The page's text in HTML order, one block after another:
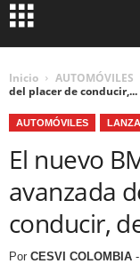
Inicio AUTOMÓVILES
del placer de conducir,...
AUTOMÓVILES
El nuevo
avanzada
conducir,
Por CESVI COLOMBIA -